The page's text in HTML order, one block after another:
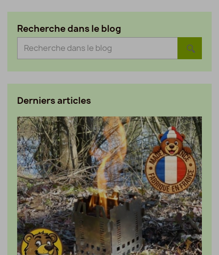
Recherche dans le blog
Derniers articles